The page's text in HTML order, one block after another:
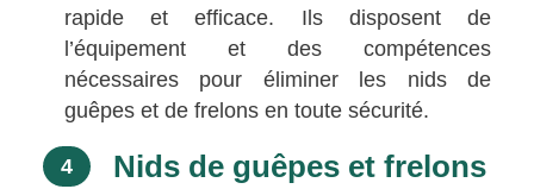
rapide et efficace. Ils disposent de
l’équipement et des compétences
nécessaires pour éliminer les nids de
guêpes et de frelons en toute sécurité.
4
Nids de guêpes et frelons